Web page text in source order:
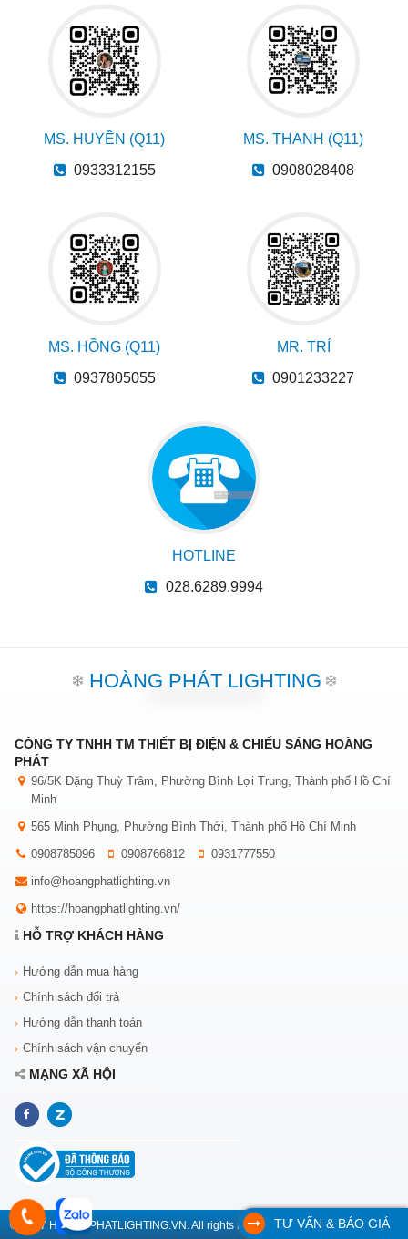
MS. HUYỀN (Q11)
0933312155
MS. THANH (Q11)
0908028408
MS. HỒNG (Q11)
0937805055
MR. TRÍ
0901233227
HOTLINE
028.6289.9994
HOÀNG PHÁT LIGHTING
CÔNG TY TNHH TM THIẾT BỊ ĐIỆN & CHIẾU SÁNG HOÀNG
PHÁT
96/5K Đặng Thuỳ Trâm, Phường Bình Lợi Trung, Thành phố Hồ Chí
Minh
565 Minh Phụng, Phường Bình Thới, Thành phố Hồ Chí Minh
0908785096
0908766812
0931777550
info@hoangphatlighting.vn
https://hoangphatlighting.vn/
HỖ TRỢ KHÁCH HÀNG
Hướng dẫn mua hàng
Chính sách đổi trả
Hướng dẫn thanh toán
Chính sách vận chuyển
MẠNG XÃ HỘI
© 2017 HOANGPHATLIGHTING.VN. All rights reservedTƯ VẤN & BÁO GIÁ